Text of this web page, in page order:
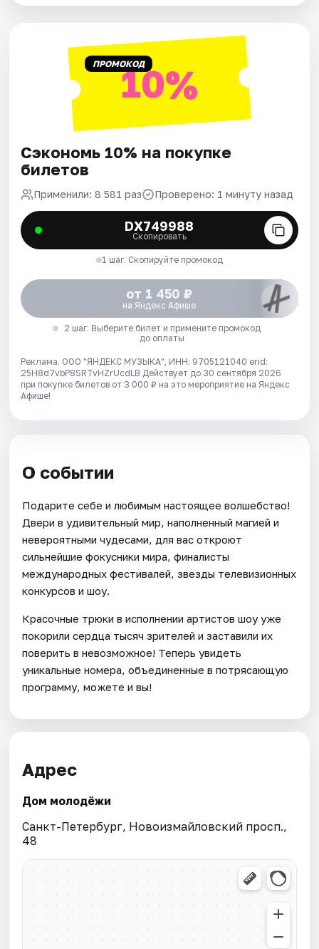
ПРОМОКОД10%
Сэкономь 10% на покупке
билетов
Применили: 8 581 раз Проверено: 1 минуту назад
DX749988
Скопировать
1 шаг. Скопируйте промокод
от 1 450 ₽
на Яндекс Афише
2 шаг. Выберите билет и примените промокод
до оплаты
Реклама. ООО "ЯНДЕКС МУЗЫКА", ИНН: 9705121040 erid:
25H8d7vbP8SRTvHZrUcdLB Действует до 30 сентября 2026
при покупке билетов от 3 000 ₽ на это мероприятие на Яндекс
Афише!
О событии
Подарите себе и любимым настоящее волшебство!
Двери в удивительный мир, наполненный магией и
невероятными чудесами, для вас откроют
сильнейшие фокусники мира, финалисты
международных фестивалей, звезды телевизионных
конкурсов и шоу.
Красочные трюки в исполнении артистов шоу уже
покорили сердца тысяч зрителей и заставили их
поверить в невозможное! Теперь увидеть
уникальные номера, объединенные в потрясающую
программу, можете и вы!
Адрес
Дом молодёжи
Санкт-Петербург, Новоизмайловский просп.,
48